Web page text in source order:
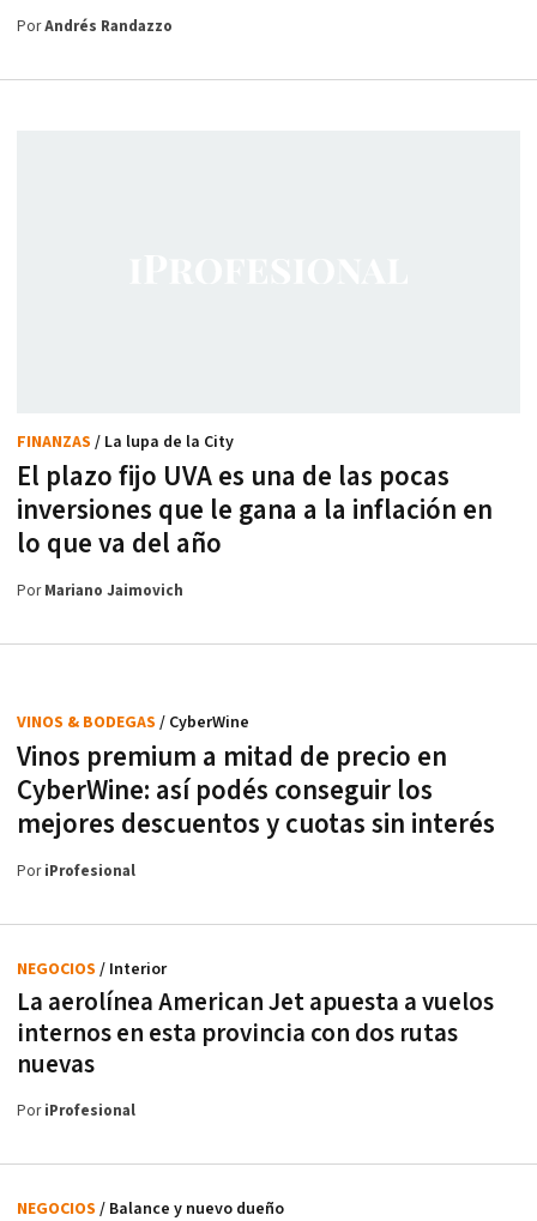
PorAndrés Randazzo
El plazo fijo UVA es una de las pocas
inversiones que le gana a la inflación en
lo que va del año
FINANZAS / La lupa de la City
PorMariano Jaimovich
Vinos premium a mitad de precio en
CyberWine: así podés conseguir los
mejores descuentos y cuotas sin interés
VINOS & BODEGAS / CyberWine
PoriProfesional
La aerolínea American Jet apuesta a vuelos
internos en esta provincia con dos rutas
nuevas
NEGOCIOS / Interior
PoriProfesional
NEGOCIOS / Balance y nuevo dueño